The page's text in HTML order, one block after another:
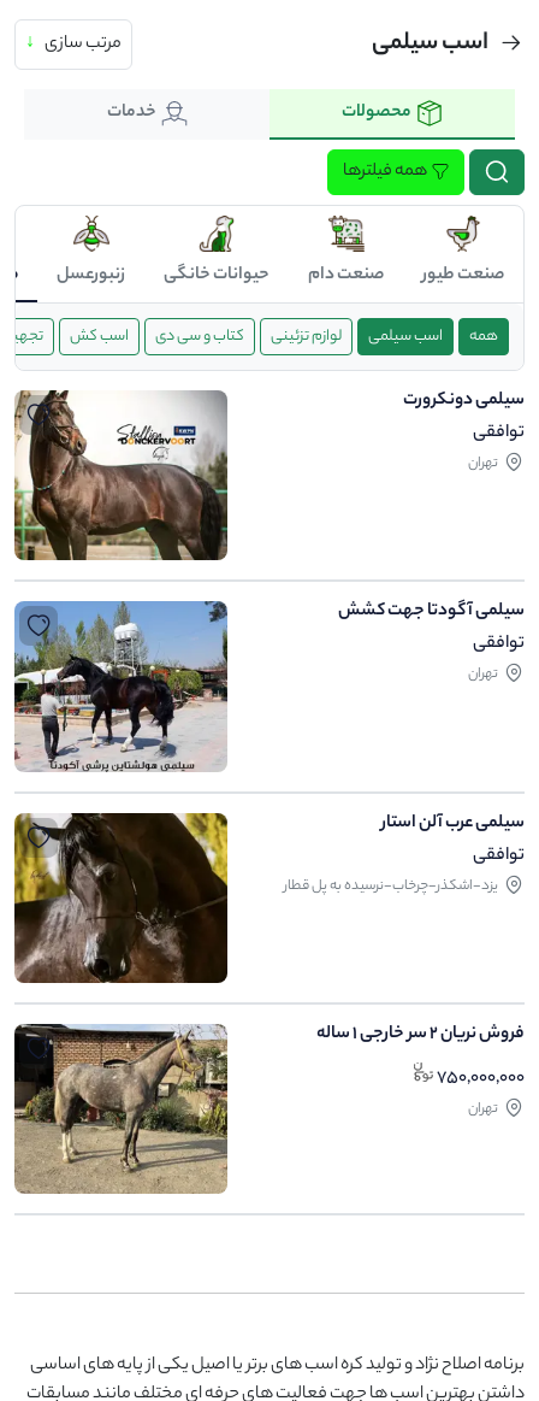
اسب سیلمی مرتب سازی ↓
محصولات خدمات
همه فیلترها
صنعت طیور صنعت دام حیوانات خانگی زنبورعسل
همه اسب سیلمی لوازم تزئینی کتاب و سی دی اسب کش
سیلمی دونکرورت
توافقی
تهران
سیلمی آگودتا جهت کشش
توافقی
تهران
سیلمی عرب آلن استار
توافقی
یزد-اشکذر-چرخاب-نرسیده به پل قطار
فروش نریان ۲ سر خارجی ۱ ساله
750,000,000
تهران
برنامه اصلاح نژاد و تولید کره اسب های برتر یا اصیل یکی از پایه های اساسی